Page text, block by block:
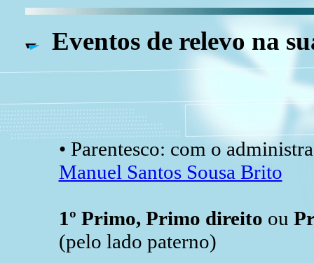
Eventos de relevo na
• Parentesco: com o
Manuel Santos Sousa Brito
1º Primo, Primo direito ou
(pelo lado paterno)